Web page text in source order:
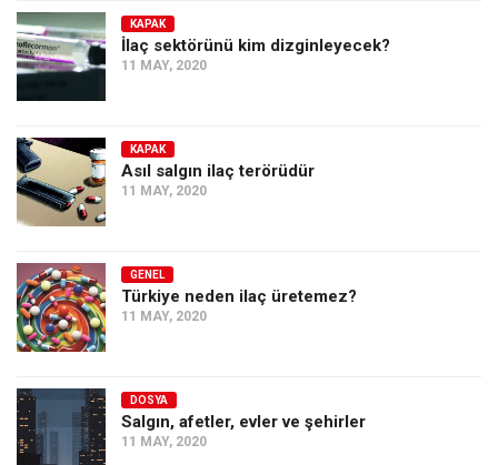
Düşünce
Dosyalar
KAPAK
İlaç sektörünü kim dizginleyecek?
11 MAY, 2020
KAPAK
Asıl salgın ilaç terörüdür
11 MAY, 2020
GENEL
Türkiye neden ilaç üretemez?
11 MAY, 2020
DOSYA
Salgın, afetler, evler ve şehirler
11 MAY, 2020